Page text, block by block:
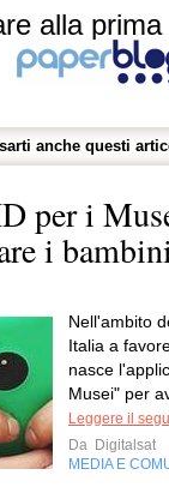
alla
anche questi
per i
i
Nell'ambito
Italia a
nasce
Musei" per
Leggere il
Da Digitalsat
MEDIA E